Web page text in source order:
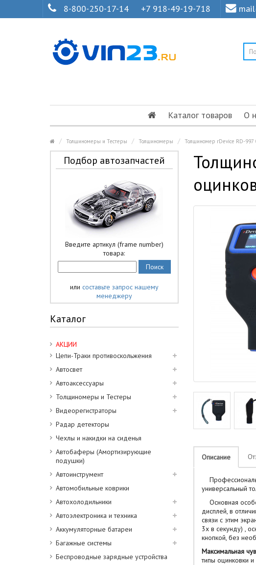
8-800-250-17-14 +7 918-49-19-718
Каталог товаров О
Толщиномеры и Тестеры Толщиномеры Толщиномер rDevice RD-997
Подбор автозапчастей
Введите артикул (frame number)
товара:
или составьте запрос нашему
менеджеру
Каталог
АКЦИИ
Цепи-Траки противоскольжения
Автосвет
Автоаксессуары
Толщиномеры и Тестеры
Видеорегистраторы
Радар детекторы
Чехлы и накидки на сиденья
Автобаферы (Амортизирующие
подушки)
Автоинструмент
Автомобильные коврики
Автохолодильники
Автоэлектроника и техника
Аккумуляторные батареи
Багажные системы
Беспроводные зарядные устройства
Описание
универсальный
Основная
дисплей, в
связи с этим
3х в секунду) ,
кнопкой, без
Максимальная
типы оцинковки